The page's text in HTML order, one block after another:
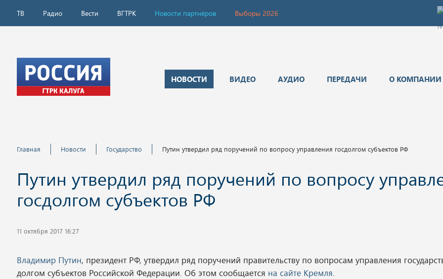
ТВ Радио Вести ВГТРК Новости партнёров Выборы 2026
НОВОСТИ ВИДЕО АУДИО ПЕРЕДАЧИ О КОМПАНИИ
Главная Новости Государство Путин утвердил ряд поручений по вопросу управления госдолгом субъектов РФ
Путин утвердил ряд поручений по вопросу
госдолгом субъектов РФ
11 октября 2017 16:27
Владимир Путин, президент РФ, утвердил ряд поручений правительству по вопросам управления
долгом субъектов Российской Федерации. Об этом сообщается на сайте Кремля